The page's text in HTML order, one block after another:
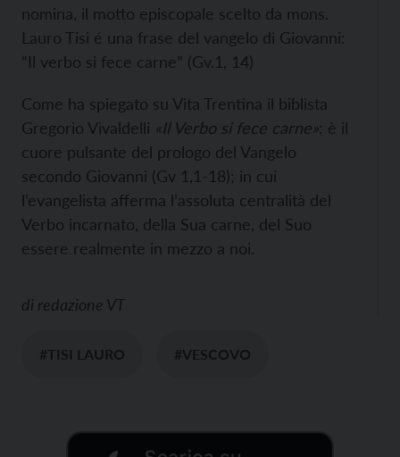
nomina, il motto episcopale scelto da mons.
Lauro Tisi é una frase del vangelo di Giovanni:
“Il verbo si fece carne” (Gv.1, 14)
Come ha spiegato su Vita Trentina il biblista
Gregorio Vivaldelli «Il Verbo si fece carne»: è il
cuore pulsante del prologo del Vangelo
secondo Giovanni (Gv 1,1-18); in cui
l’evangelista afferma l’assoluta centralità del
Verbo incarnato, della Sua carne, del Suo
essere realmente in mezzo a noi.
di redazione VT
#TISI LAURO #VESCOVO